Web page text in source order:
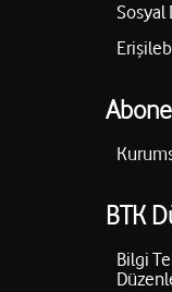
Sosyal
BTK
Bilgi